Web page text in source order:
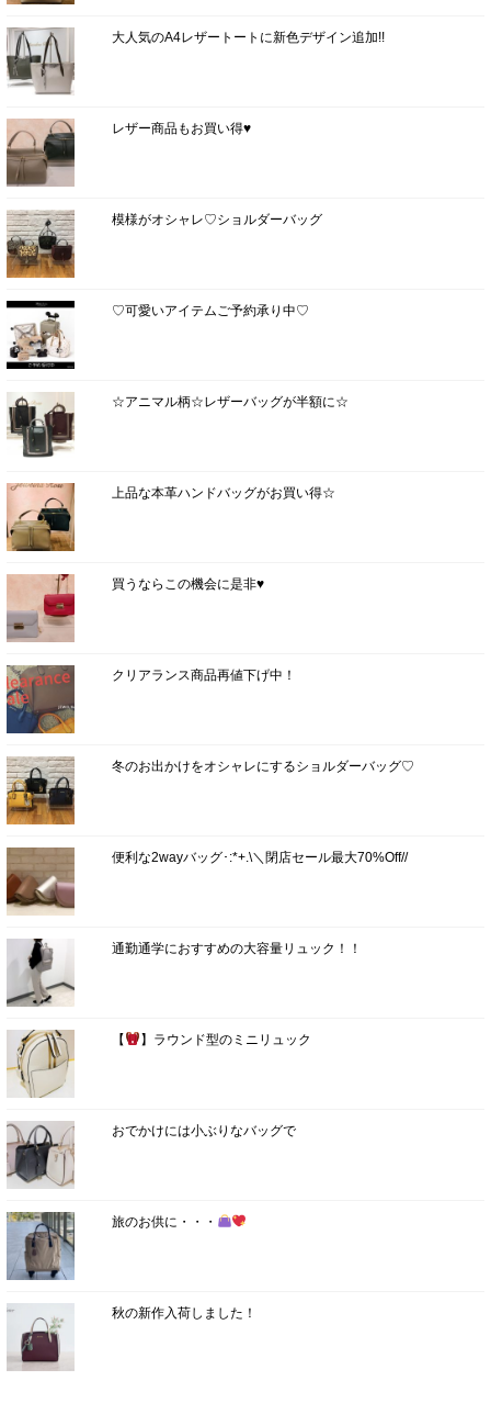
大人気のA4レザートートに新色デザイン追加!!
レザー商品もお買い得♥
模様がオシャレ♡ショルダーバッグ
♡可愛いアイテムご予約承り中♡
☆アニマル柄☆レザーバッグが半額に☆
上品な本革ハンドバッグがお買い得☆
買うならこの機会に是非♥
クリアランス商品再値下げ中！
冬のお出かけをオシャレにするショルダーバッグ♡
便利な2wayバッグ･:*+.\＼閉店セール最大70%Off//
通勤通学におすすめの大容量リュック！！
【 】ラウンド型のミニリュック
おでかけには小ぶりなバッグで
旅のお供に・・・
秋の新作入荷しました！